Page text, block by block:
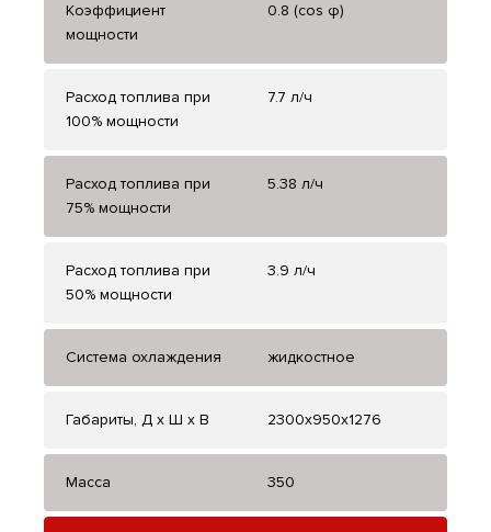
Коэффициент
мощности
0.8 (cos φ)
Расход топлива при
100% мощности
7.7 л/ч
Расход топлива при
75% мощности
5.38 л/ч
Расход топлива при
50% мощности
3.9 л/ч
Система охлаждения жидкостное
Габариты, Д x Ш x В 2300x950x1276
Масса 350